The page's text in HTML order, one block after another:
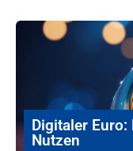
Digitaler
Nutzen